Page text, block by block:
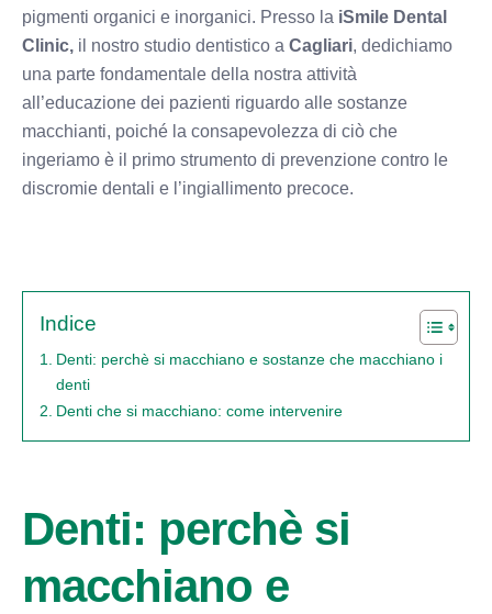
pigmenti organici e inorganici. Presso la iSmile Dental
Clinic, il nostro studio dentistico a Cagliari, dedichiamo
una parte fondamentale della nostra attività
all’educazione dei pazienti riguardo alle sostanze
macchianti, poiché la consapevolezza di ciò che
ingeriamo è il primo strumento di prevenzione contro le
discromie dentali e l’ingiallimento precoce.
Indice
Denti: perchè si macchiano e sostanze che macchiano i
denti
Denti che si macchiano: come intervenire
Denti: perchè si
macchiano e